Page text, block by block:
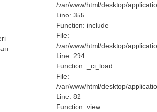
.
/var/www/html/desktop/
Line: 355
Function: include
File:
/var/www/html/desktop/
Line: 294
Function: _ci_load
File:
/var/www/html/desktop/
Line: 82
Function: view